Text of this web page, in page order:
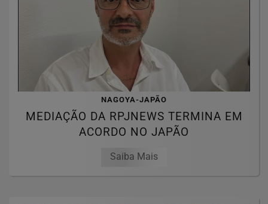
NAGOYA-JAPÃO
MEDIAÇÃO DA RPJNEWS TERMINA EM
ACORDO NO JAPÃO
Saiba Mais